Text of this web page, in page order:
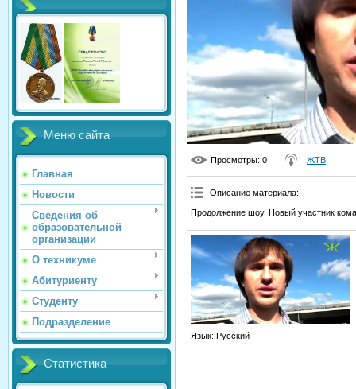
Меню сайта
Главная
Новости
Сведения об
образовательной
организации
О техникуме
Абитуриенту
Студенту
Подразделение
Статистика
Просмотры: 0 ЖТВ
Описание материала:
Продолжение шоу. Новый участник
Язык: Русский